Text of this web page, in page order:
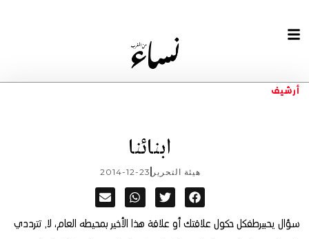
أرشيف
ابنائنا
هيئة التحرير 2014-12-23
سؤال يحبيرطفكل حكول علاقتك أو علاقة هذا الأخير بمحيطه العام، لا, تترددي